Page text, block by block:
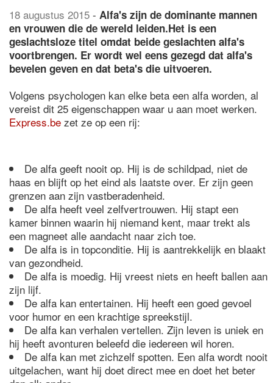
18 augustus 2015 - Alfa's zijn de dominante mannen
en vrouwen die de wereld leiden.Het is een
geslachtsloze titel omdat beide geslachten alfa's
voortbrengen. Er wordt wel eens gezegd dat alfa's
bevelen geven en dat beta's die uitvoeren.
Volgens psychologen kan elke beta een alfa worden, al
vereist dit 25 eigenschappen waar u aan moet werken.
Express.be zet ze op een rij:
De alfa geeft nooit op. Hij is de schildpad, niet de
haas en blijft op het eind als laatste over. Er zijn geen
grenzen aan zijn vastberadenheid.
De alfa heeft veel zelfvertrouwen. Hij stapt een
kamer binnen waarin hij niemand kent, maar trekt als
een magneet alle aandacht naar zich toe.
De alfa is in topconditie. Hij is aantrekkelijk en blaakt
van gezondheid.
De alfa is moedig. Hij vreest niets en heeft ballen aan
zijn lijf.
De alfa kan entertainen. Hij heeft een goed gevoel
voor humor en een krachtige spreekstijl.
De alfa kan verhalen vertellen. Zijn leven is uniek en
hij heeft avonturen beleefd die iedereen wil horen.
De alfa kan met zichzelf spotten. Een alfa wordt nooit
uitgelachen, want hij doet direct mee en doet het beter